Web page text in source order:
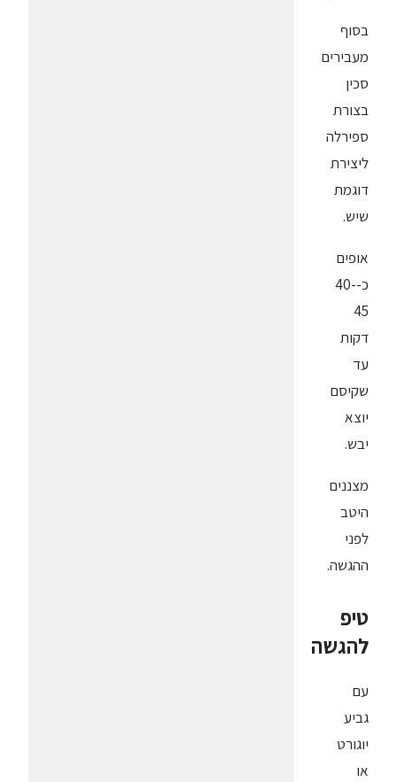
בסוף
מעבירים
סכין
בצורת
ספירלה
ליצירת
דוגמת
שיש.
אופים
כ-40-
45
דקות
עד
שקיסם
יוצא
יבש.
מצננים
היטב
לפני
ההגשה.
טיפ
להגשה
עם
גביע
יוגורט
או